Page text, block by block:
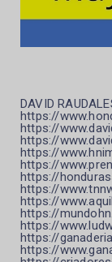
DAVID
https://
https://
https://
https://
https://
https://
https://
https://
https://
https://
https://
https://